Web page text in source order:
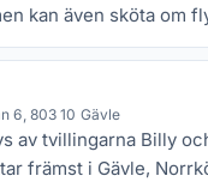
kan även sköta om
kunden önskar. Även
6, 803 10 Gävle
av tvillingarna Billy
främst i Gävle,